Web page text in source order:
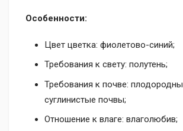
Особенности:
Цвет цветка: фиолетово-синий;
Требования к свету: полутень;
Требования к почве:
суглинистые почвы;
Отношение к влаге: влаголюбив;